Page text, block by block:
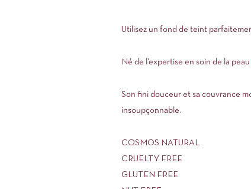
Utilisez un fond de teint
Né de l’expertise en soin de la
Son fini douceur et sa couvrance
insoupçonnable.
COSMOS NATURAL
CRUELTY FREE
GLUTEN FREE